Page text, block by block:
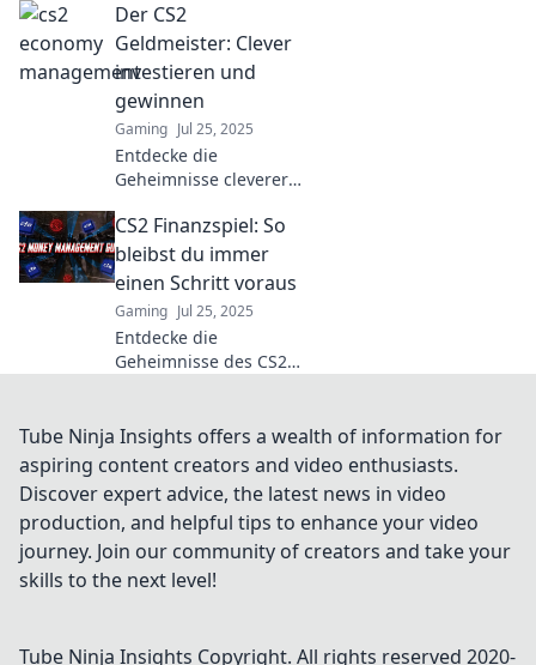
your gameplay and
make winning
decisions like a pro—
discover the secrets
now!
Der CS2
Geldmeister: Clever
investieren und
gewinnen
Gaming Jul 25, 2025
Entdecke die
Geheimnisse cleverer
gewinne mit dem CS2
Geldmeister! Starte
jetzt und erweitere
dein Finanzwissen!
CS2 Finanzspiel: So
bleibst du immer
einen Schritt voraus
Gaming Jul 25, 2025
Entdecke die
Geheimnisse des CS2
einen Schritt voraus
bist! Gewinne
strategisch und
erfolgreich!
Tube Ninja Insights offers a wealth of information for
aspiring content creators and video enthusiasts.
Discover expert advice, the latest news in video
production, and helpful tips to enhance your video
journey. Join our community of creators and take your
skills to the next level!
Tube Ninja Insights Copyright. All rights reserved 2020-